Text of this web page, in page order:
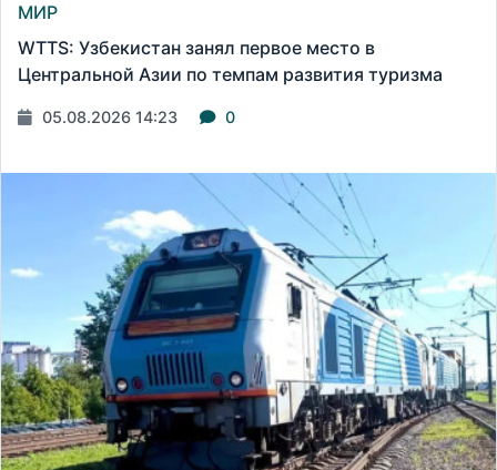
МИР
WTTS: Узбекистан занял первое место в
Центральной Азии по темпам развития туризма
05.08.2026 14:23 0